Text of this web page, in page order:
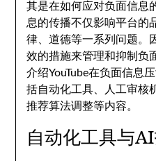
其是在如何应对负面信息
息的传播不仅影响平台的
律、道德等一系列问题。
效的措施来管理和抑制负
介绍YouTube在负面信息
括自动化工具、人工审核
推荐算法调整等内容。
自动化工具与